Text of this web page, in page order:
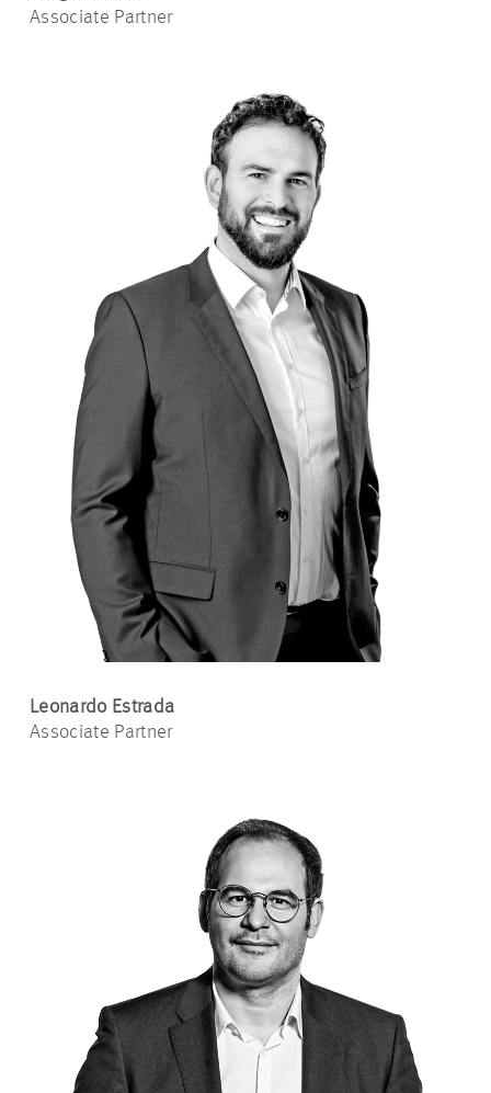
Associate Partner
Leonardo Estrada
Associate Partner